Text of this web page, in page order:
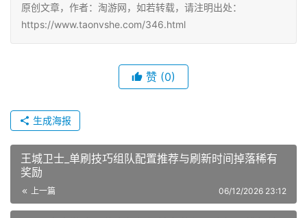
原创文章，作者：淘游网，如若转载，请注明出处：
https://www.taonvshe.com/346.html
赞 (0)
生成海报
王城卫士_单刷技巧组队配置推荐与刷新时间掉落稀有
奖励
上一篇 06/12/2026 23:12